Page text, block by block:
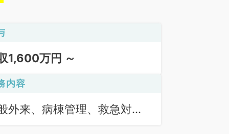
1,600万円 ～
内容
外来、病棟管理、救急対